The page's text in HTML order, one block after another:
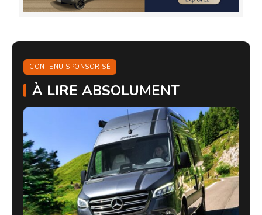
CONTENU SPONSORISÉ
À LIRE ABSOLUMENT